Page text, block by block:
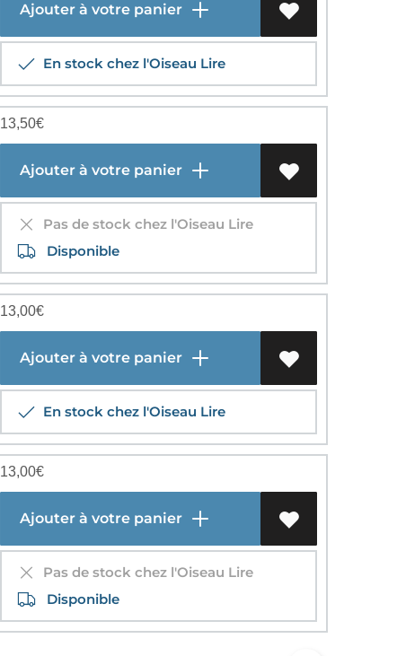
Ajouter à votre panier
En stock chez l'Oiseau Lire
13,50€
Ajouter à votre panier
Pas de stock chez l'Oiseau Lire
Disponible
13,00€
Ajouter à votre panier
En stock chez l'Oiseau Lire
13,00€
Ajouter à votre panier
Pas de stock chez l'Oiseau Lire
Disponible